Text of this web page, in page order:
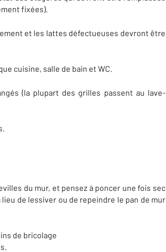
fixées).
et les lattes défectueuses devront être
cuisine, salle de bain et WC.
(la plupart des grilles passent au lave-
du mur, et pensez à poncer une fois sec
de lessiver ou de repeindre le pan de mur
de bricolage